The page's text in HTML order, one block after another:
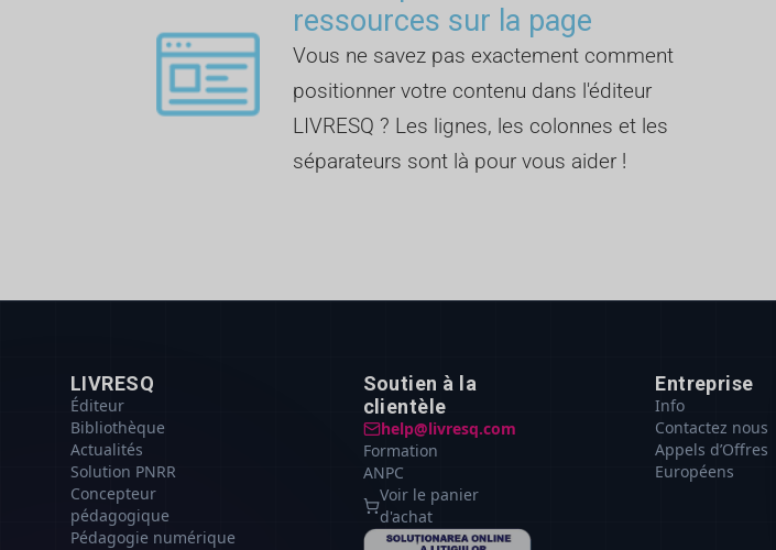
ressources sur la page
Vous ne savez pas exactement comment
positionner votre contenu dans l'éditeur
LIVRESQ ? Les lignes, les colonnes et les
séparateurs sont là pour vous aider !
LIVRESQ
Éditeur
Bibliothèque
Actualités
Solution PNRR
Concepteur
pédagogique
Pédagogie numérique
Soutien à la
clientèle
help@livresq.com
Formation
ANPC
Voir le panier
d'achat
Entreprise
Info
Contactez nous
Appels d’Offres
Européens